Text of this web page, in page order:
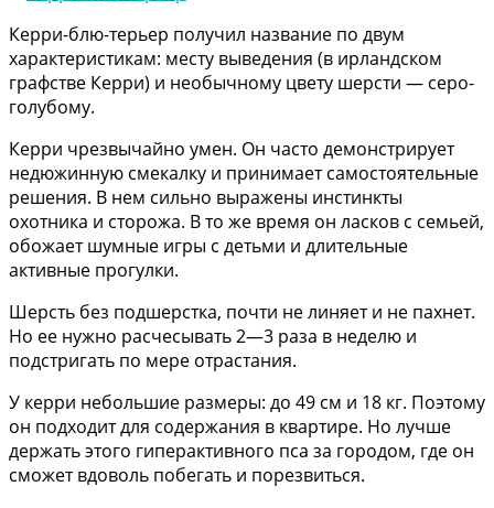
Керри-блю-терьер получил название по двум
характеристикам: месту выведения (в ирландском
графстве Керри) и необычному цвету шерсти — серо-
голубому.
Керри чрезвычайно умен. Он часто демонстрирует
недюжинную смекалку и принимает самостоятельные
решения. В нем сильно выражены инстинкты
охотника и сторожа. В то же время он ласков с семьей,
обожает шумные игры с детьми и длительные
активные прогулки.
Шерсть без подшерстка, почти не линяет и не пахнет.
Но ее нужно расчесывать 2—3 раза в неделю и
подстригать по мере отрастания.
У керри небольшие размеры: до 49 см и 18 кг. Поэтому
он подходит для содержания в квартире. Но лучше
держать этого гиперактивного пса за городом, где он
сможет вдоволь побегать и порезвиться.